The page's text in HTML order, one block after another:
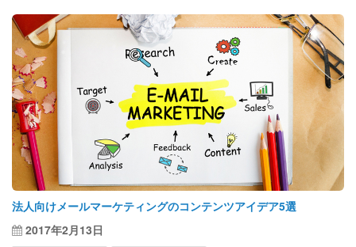
法人向けメールマーケティングのコンテンツアイデア5選
2017年2月13日